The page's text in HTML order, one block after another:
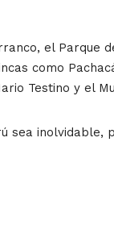
el Parque
como
Testino y el
sea